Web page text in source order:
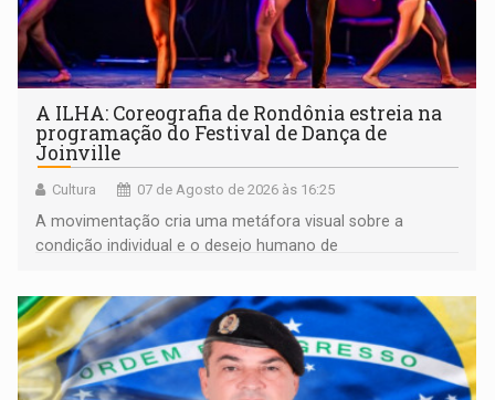
A ILHA: Coreografia de Rondônia estreia na
programação do Festival de Dança de
Joinville
Cultura 07 de Agosto de 2026 às 16:25
A movimentação cria uma metáfora visual sobre a
condição individual e o desejo humano de